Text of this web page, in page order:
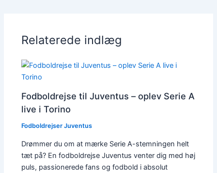
Relaterede indlæg
Fodboldrejse til Juventus – oplev Serie A
live i Torino
Fodboldrejser Juventus
Drømmer du om at mærke Serie A-stemningen helt
tæt på? En fodboldrejse Juventus venter dig med høj
puls, passionerede fans og fodbold i absolut